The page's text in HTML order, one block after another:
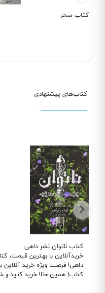
کتاب سحر
کتاب‌های پیشنهادی
کتاب ناتوان نشر داهی
خریدآنلاین با بهترین قیمت،
داهی! فرصت ویژه خرید
کتاب! همین حالا خرید کنید و